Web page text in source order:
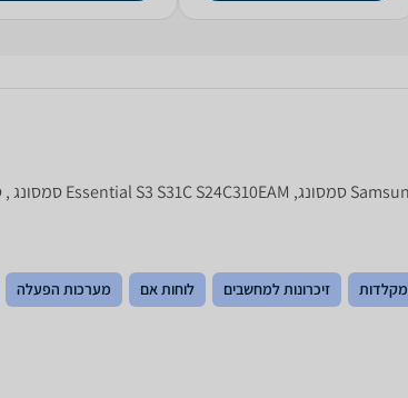
מקלדות זיכרונות למחשבים לוחות אם מערכות הפעלה